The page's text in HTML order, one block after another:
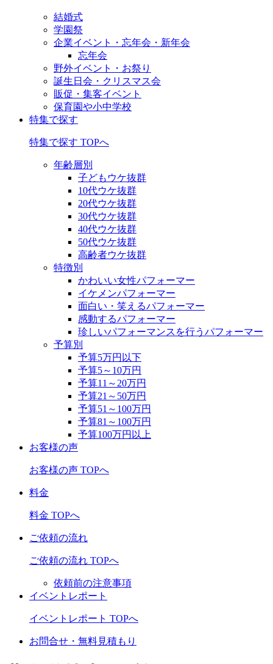
結婚式
学園祭
企業イベント・忘年会・新年会
忘年会
野外イベント・お祭り
誕生日会・クリスマス会
販促・集客イベント
保育園や小中学校
特集で探す
特集で探す TOPへ
年齢層別
子どもウケ抜群
10代ウケ抜群
20代ウケ抜群
30代ウケ抜群
40代ウケ抜群
50代ウケ抜群
高齢者ウケ抜群
特徴別
かわいい女性パフォーマー
イケメンパフォーマー
面白い・笑えるパフォーマー
感動するパフォーマー
珍しいパフォーマンスを行うパフォーマー
予算別
予算5万円以下
予算5～10万円
予算11～20万円
予算21～50万円
予算51～100万円
予算81～100万円
予算100万円以上
お客様の声
お客様の声 TOPへ
料金
料金 TOPへ
ご依頼の流れ
ご依頼の流れ TOPへ
依頼前の注意事項
イベントレポート
イベントレポート TOPへ
お問合せ・無料見積もり